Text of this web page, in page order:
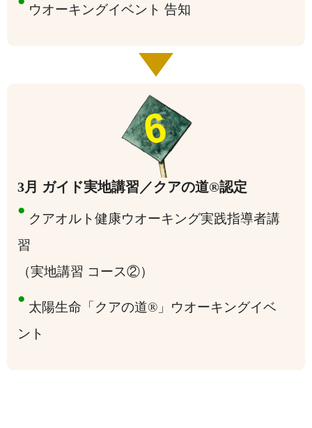
ウオーキングイベント 告知
3月 ガイド実地講習／クアの道®認定
●
クアオルト健康ウオーキング実践指導者講
習
（実地講習 コース②）
●
太陽生命「クアの道®」ウオーキングイベ
ント